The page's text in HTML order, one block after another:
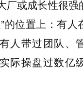
厂或成长性很强
的位置上：有人
人带过团队、
际操盘过数亿